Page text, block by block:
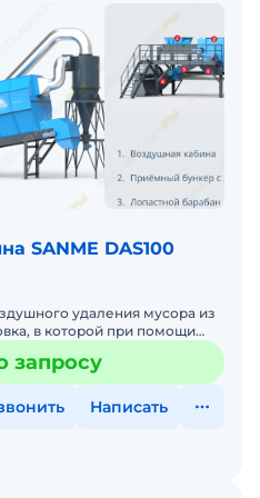
гарантия 12
ввода в
сервисная служба.
Лизинг. Рассрочка.
полное КП.
SANME DAS100
удаления мусора из
в которой при помощи
мусор и пыль из щебня,
запросу
Написать